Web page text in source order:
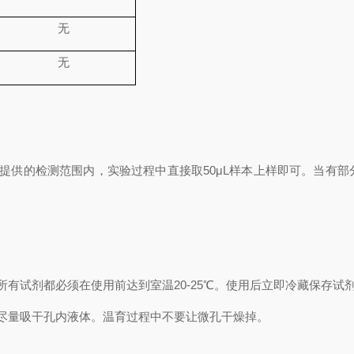
无
无
供的检测范围内，实验过程中直接取50μL样本上样即可。当有部
有试剂都必须在使用前达到室温20-25℃。使用后立即冷藏保存试
吸干孔内液体。温育过程中不要让微孔干燥掉。